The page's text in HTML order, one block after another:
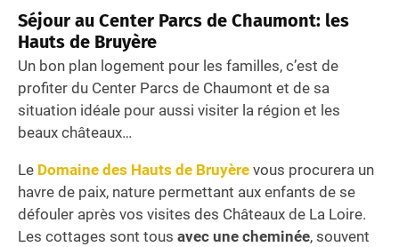
Séjour au Center Parcs de Chaumont: les
Hauts de Bruyère
Un bon plan logement pour les familles, c’est de
profiter du Center Parcs de Chaumont et de sa
situation idéale pour aussi visiter la région et les
beaux châteaux…
Le Domaine des Hauts de Bruyère vous procurera un
havre de paix, nature permettant aux enfants de se
défouler après vos visites des Châteaux de La Loire.
Les cottages sont tous avec une cheminée, souvent